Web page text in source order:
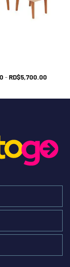
-RD$5,700.00Rango